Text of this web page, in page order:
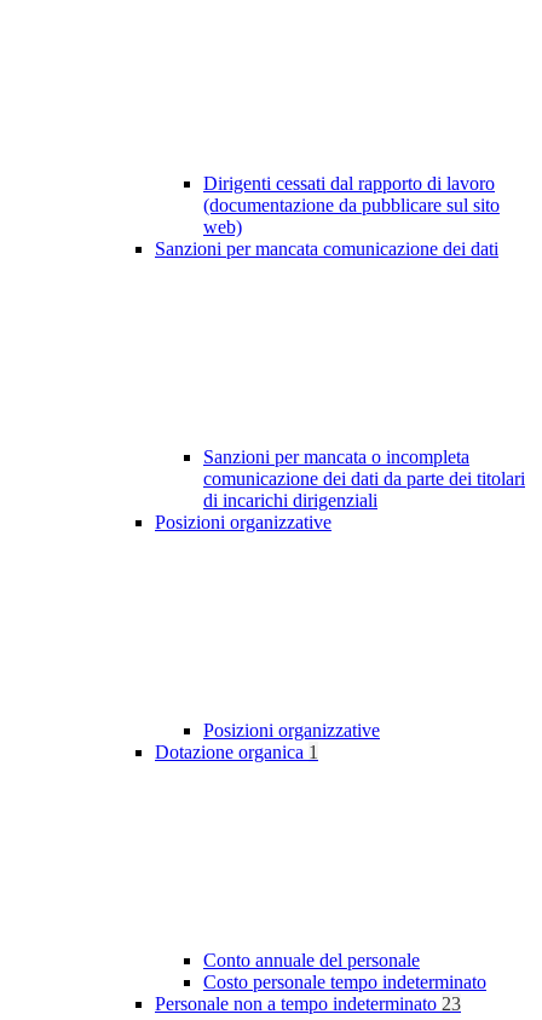
Dirigenti cessati dal rapporto di lavoro
(documentazione da pubblicare sul sito
web)
Sanzioni per mancata comunicazione dei dati
Sanzioni per mancata o incompleta
comunicazione dei dati da parte dei titolari
di incarichi dirigenziali
Posizioni organizzative
Posizioni organizzative
Dotazione organica 1
Conto annuale del personale
Costo personale tempo indeterminato
Personale non a tempo indeterminato 23